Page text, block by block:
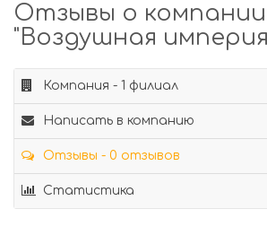
Отзывы о компании
"Воздушная
Компания - 1 филиал
Написать в компанию
Отзывы - 0 отзывов
Статистика